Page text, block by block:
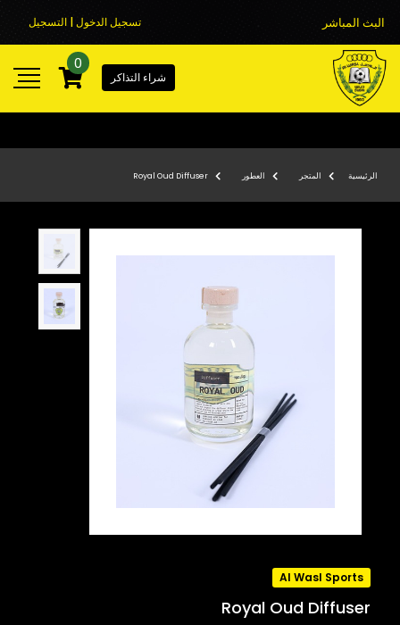
البث المباشر تسجيل الدخول | التسجيل
شراء التذاكر
0
الرئيسية المتجر العطور Royal Oud Diffuser
Al Wasl Sports
Royal Oud Diffuser